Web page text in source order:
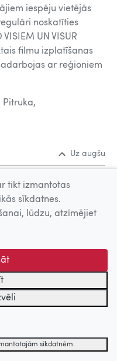
iespēju vietējās
noskatīties
UN VISUR
filmu izplatīšanas
ar reģioniem
Pitruka,
Uz augšu
informācijas sistēmu
Valsts
tikt izmantotas
sīkdatnes.
lūdzu, atzīmējiet
sīkdatnēm